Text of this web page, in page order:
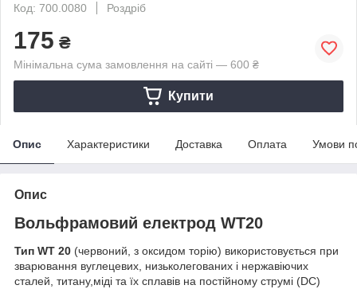
Код: 700.0080
Роздріб
175 ₴
Мінімальна сума замовлення на сайті — 600 ₴
Купити
Опис Характеристики Доставка Оплата Умови
Опис
Вольфрамовий електрод WТ20
Тип WT 20 (червоний, з оксидом торію) використовується при
зварювання вуглецевих, низьколегованих і нержавіючих
сталей, титану,міді та їх сплавів на постійному струмі (DC)